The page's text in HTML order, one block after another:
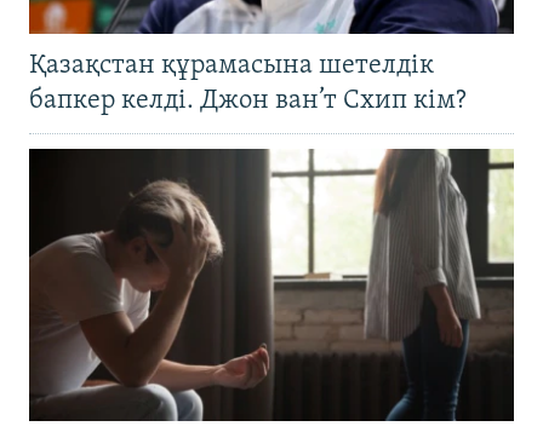
Қазақстан құрамасына шетелдік
бапкер келді. Джон ван’т Схип кім?